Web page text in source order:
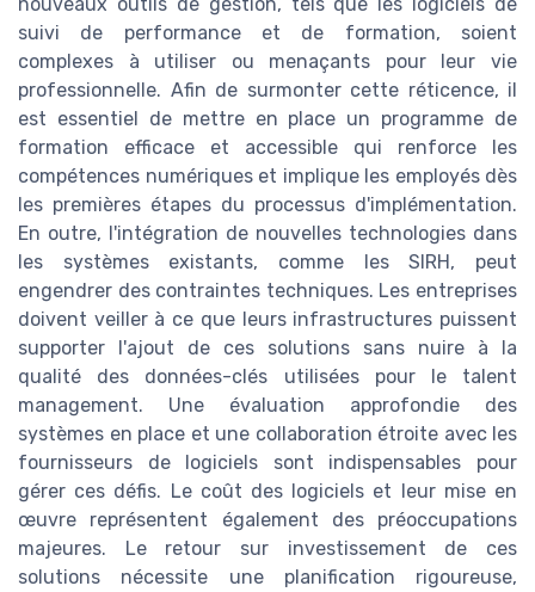
suivi de performance et de formation, soient
complexes à utiliser ou menaçants pour leur vie
professionnelle. Afin de surmonter cette réticence, il
est essentiel de mettre en place un programme de
formation efficace et accessible qui renforce les
compétences numériques et implique les employés dès
les premières étapes du processus d'implémentation.
En outre, l'intégration de nouvelles technologies dans
les systèmes existants, comme les SIRH, peut
engendrer des contraintes techniques. Les entreprises
doivent veiller à ce que leurs infrastructures puissent
supporter l'ajout de ces solutions sans nuire à la
qualité des données-clés utilisées pour le talent
management. Une évaluation approfondie des
systèmes en place et une collaboration étroite avec les
fournisseurs de logiciels sont indispensables pour
gérer ces défis. Le coût des logiciels et leur mise en
œuvre représentent également des préoccupations
majeures. Le retour sur investissement de ces
solutions nécessite une planification rigoureuse,